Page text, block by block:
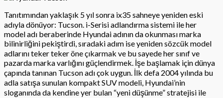
Tanıtımından yaklaşık 5 yıl sonra ix35 sahneye yeniden eski
adıyla dönüyor: Tucson. i-Serisi adlandırma sistemi ile her
model adı beraberinde Hyundai adının da okunması marka
bilinirliğini pekiştirdi, sıradaki adım ise yeniden sözcük model
adlarını teker teker öne çıkarmak ve bu sayede her sınıf ve
pazarda marka varlığını güçlendirmek. İşe başlamak için dünya
çapında tanınan Tucson adı çok uygun. İlk defa 2004 yılında bu
adla satışa sunulan kompakt SUV modeli, Hyundai’nin
sloganında da kendine yer bulan “yeni düşünme” stratejisi ile